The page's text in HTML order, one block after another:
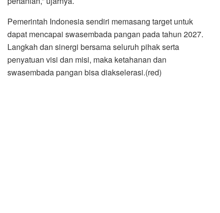
Pemerintah Indonesia sendiri memasang target untuk
dapat mencapai swasembada pangan pada tahun 2027.
Langkah dan sinergi bersama seluruh pihak serta
penyatuan visi dan misi, maka ketahanan dan
swasembada pangan bisa diakselerasi.(red)